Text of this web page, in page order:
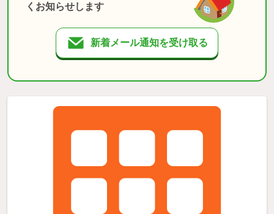
くお知らせします
新着メール通知を受け取る